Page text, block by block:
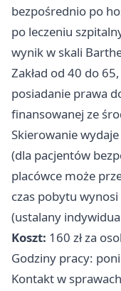
bezpośrednio po
po leczeniu
wynik w skali
Zakład od 40 do 65,
posiadanie prawa
finansowanej ze
Skierowanie
(dla pacjentów
placówce może
czas pobytu
(ustalany
Koszt: 160 zł za
Godziny pracy:
Kontakt w